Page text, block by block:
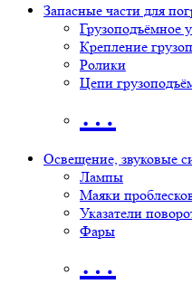
Запасные части для
Грузоподъёмное
Крепление
Ролики
Цепи
…
Освещение, звуковые
Лампы
Маяки
Указатели
Фары
…